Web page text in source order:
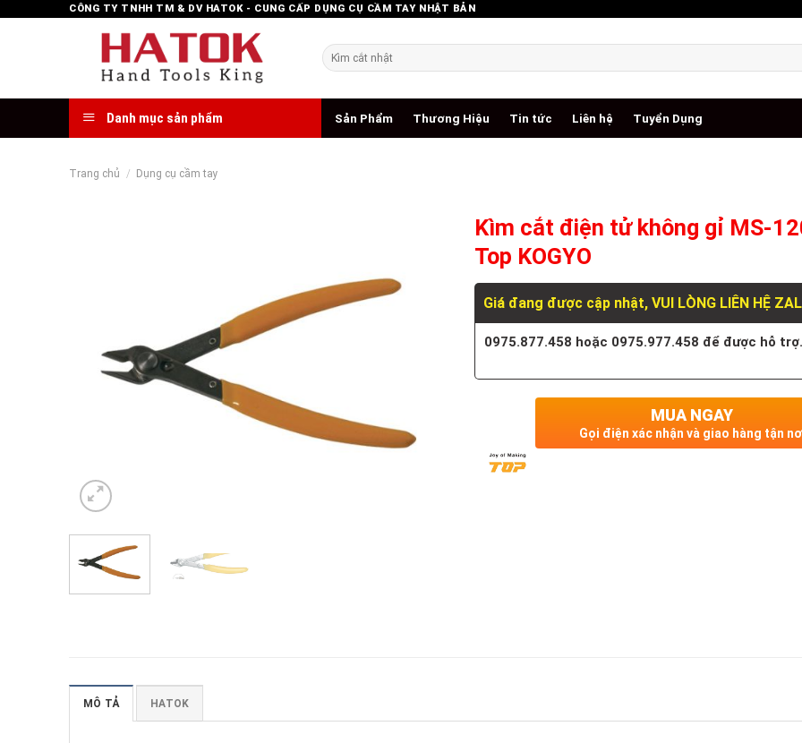
CÔNG TY TNHH TM & DV HATOK - CUNG CẤP DỤNG CỤ CẦM TAY NHẬT BẢN
Tìm
kiếm:
Danh mục sản phẩm Sản Phẩm Thương Hiệu Tin tức Liên hệ Tuyển Dụng
Trang chủ / Dụng cụ cầm tay
Kìm cắt điện tử không gỉ MS-
Top KOGYO
Giá đang được cập nhật, VUI LÒNG LIÊN HỆ
0975.877.458 hoặc 0975.977.458 để được hỗ
MUA NGAY
Gọi điện xác nhận và giao hàng tận
MÔ TẢ HATOK